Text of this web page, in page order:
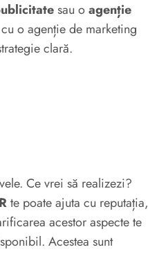
sau oagenție
o agenție de marketing
clară.
Ce vrei să realizezi?
te poate ajuta cu reputația,
acestor aspecte te
Acestea sunt